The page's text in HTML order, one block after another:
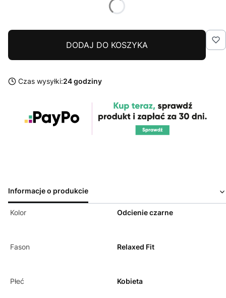
DODAJ DO KOSZYKA
Czas wysyłki:24 godziny
Informacje o produkcie
Kolor Odcienie czarne
Fason Relaxed Fit
Płeć Kobieta